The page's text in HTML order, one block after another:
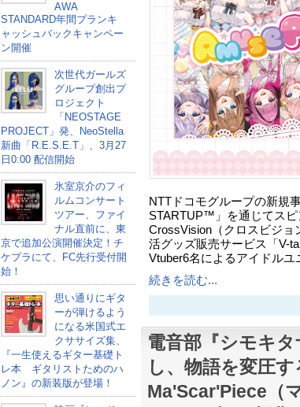
AWA
STANDARD年間プランキ
ャッシュバックキャンペー
ン開催
次世代ガールズ
グループ創出プ
ロジェクト
「NEOSTAGE
PROJECT」発、NeoStella
新曲「R.E.S.E.T」、3月27
日0:00 配信開始
氷室京介のフィ
ルムコンサート
ツアー、ファイ
ナル直前に、東
京で追加公演開催決定！チ
ケプラにて、FC先行受付開
始！
思い通りにギタ
ーが弾けるよう
になる米国式エ
クササイズ集、
『一生使えるギター基礎ト
レ本 ギタリストためのハ
ノン』の新装版が登場！
NTTドコモグループの新規
STARTUP™」を通じてス
CrossVision（クロスビジョ
活グッズ販売サービス「V-
Vtuber6名によるアイドル
続きを読む...
電音部『シモキ
し、物語を変圧
Ma'Scar'Piece（